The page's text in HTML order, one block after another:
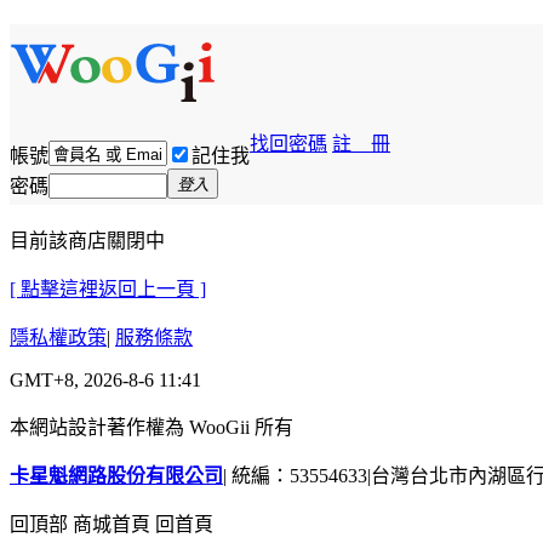
帳號 記住我
找回密碼 註 冊
密碼 登入
目前該商店關閉中
[ 點擊這裡返回上一頁 ]
隱私權政策| 服務條款
GMT+8, 2026-8-6 11:41
本網站設計著作權為 WooGii 所有
卡星魁網路股份有限公司 | 統編：53554633|台灣台北市內湖區
回頂部 商城首頁 回首頁